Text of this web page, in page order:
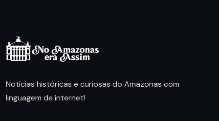
Notícias históricas e curiosas do Amazonas com
linguagem de internet!